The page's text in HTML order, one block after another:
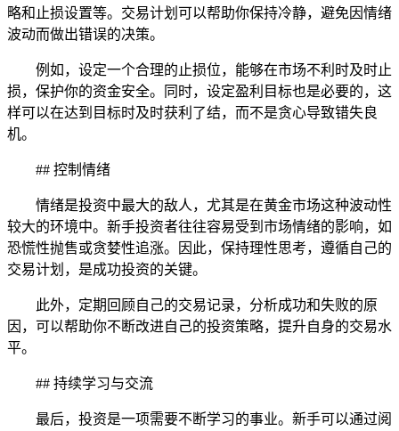
略和止损设置等。交易计划可以帮助你保持冷静，避免因情绪
波动而做出错误的决策。
例如，设定一个合理的止损位，能够在市场不利时及时止
损，保护你的资金安全。同时，设定盈利目标也是必要的，这
样可以在达到目标时及时获利了结，而不是贪心导致错失良
机。
## 控制情绪
情绪是投资中最大的敌人，尤其是在黄金市场这种波动性
较大的环境中。新手投资者往往容易受到市场情绪的影响，如
恐慌性抛售或贪婪性追涨。因此，保持理性思考，遵循自己的
交易计划，是成功投资的关键。
此外，定期回顾自己的交易记录，分析成功和失败的原
因，可以帮助你不断改进自己的投资策略，提升自身的交易水
平。
## 持续学习与交流
最后，投资是一项需要不断学习的事业。新手可以通过阅